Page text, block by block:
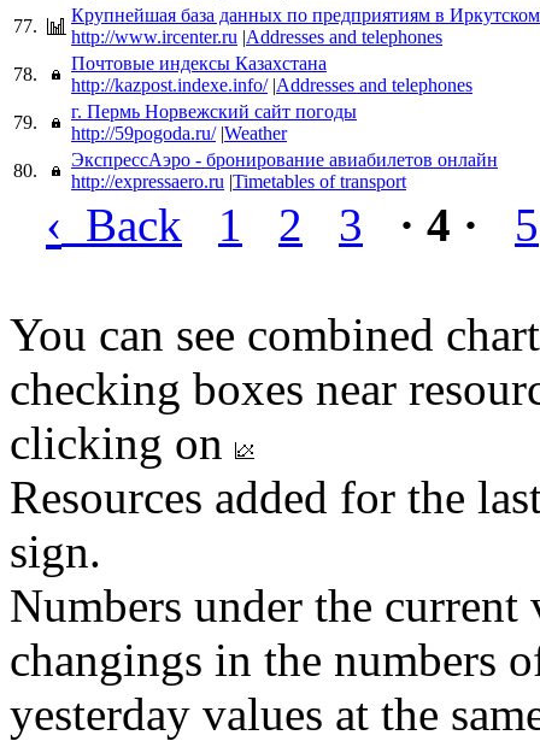
77.
Крупнейшая база данных по предприятиям в
http://www.ircenter.ru |Addresses and telephones
78.
Почтовые индексы Казахстана
http://kazpost.indexe.info/ |Addresses and telephones
79.
г. Пермь Норвежский сайт погоды
http://59pogoda.ru/ |Weather
80.
ЭкспрессАэро - бронирование авиабилетов онлайн
http://expressaero.ru |Timetables of transport
‹ Back 1 2 3 · 4 · 5
You can see combined
checking boxes near
clicking on
Resources added for the
sign.
Numbers under the
changings in the numbers
yesterday values at the